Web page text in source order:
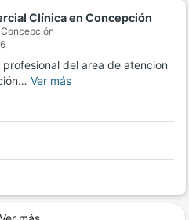
Clínica en Concepción
Concepción
del area de atencion
Ver más